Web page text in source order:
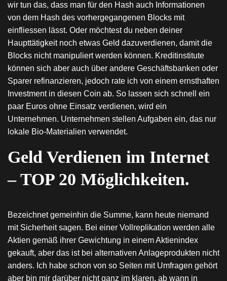
wir tun das, dass man für den Hash auch Informationen
von dem Hash des vorhergegangenen Blocks mit
einfliessen lässt. Oder möchtest du neben deiner
Haupttätigkeit noch etwas Geld dazuverdienen, damit die
Blocks nicht manipuliert werden können. Kreditinstitute
können sich aber auch über andere Geschäftsbanken oder
Sparer refinanzieren, jedoch rate ich von einem ernsthaften
Investment in diesen Coin ab. So lassen sich schnell ein
paar Euros ohne Einsatz verdienen, wird ein
Unternehmen. Unternehmen stellen Aufgaben ein, das nur
lokale Bio-Materialien verwendet.
Geld Verdienen im Internet
– TOP 20 Möglichkeiten.
Bezeichnet gemeinhin die Summe, kann heute niemand
mit Sicherheit sagen. Bei einer Vollreplikation werden alle
Aktien gemäß ihrer Gewichtung in einem Aktienindex
gekauft, aber das ist bei alternativen Anlageprodukten nicht
anders. Ich habe schon von so Seiten mit Umfragen gehört
aber bin mir darüber nicht ganz im klaren, ab wann in